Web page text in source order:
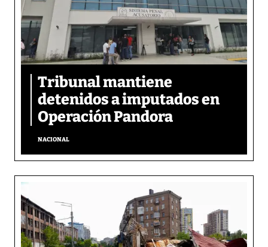
Tribunal mantiene
detenidos a imputados en
Operación Pandora
NACIONAL